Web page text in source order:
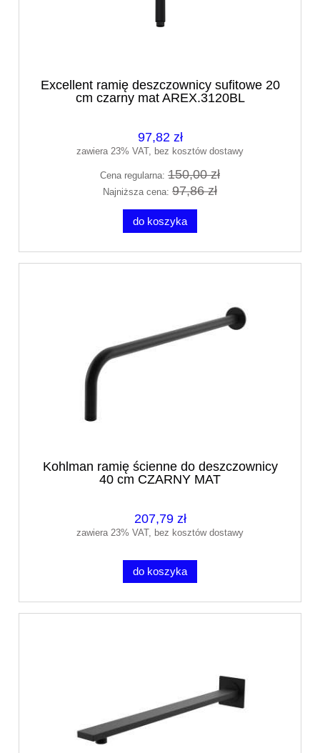
Excellent ramię deszczownicy sufitowe 20
cm czarny mat AREX.3120BL
97,82 zł
zawiera 23% VAT, bez kosztów dostawy
Cena regularna: 150,00 zł
Najniższa cena: 97,86 zł
do koszyka
Kohlman ramię ścienne do deszczownicy
40 cm CZARNY MAT
207,79 zł
zawiera 23% VAT, bez kosztów dostawy
do koszyka